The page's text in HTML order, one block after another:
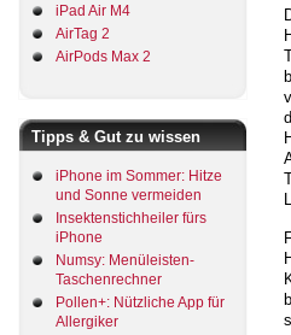
iPad Air M4
AirTag 2
AirPods Max 2
Tipps & Gut zu wissen
iPhone im Sommer: Hitze
und Sonne vermeiden
Insektenstichheiler fürs
iPhone
Numsy: Menüleisten-
Taschenrechner
Pollen+: Nützliche App für
Allergiker